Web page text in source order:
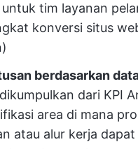
tim layanan
konversi situs
berdasarkan
dari KPI
area di mana
atau alur kerja dapat